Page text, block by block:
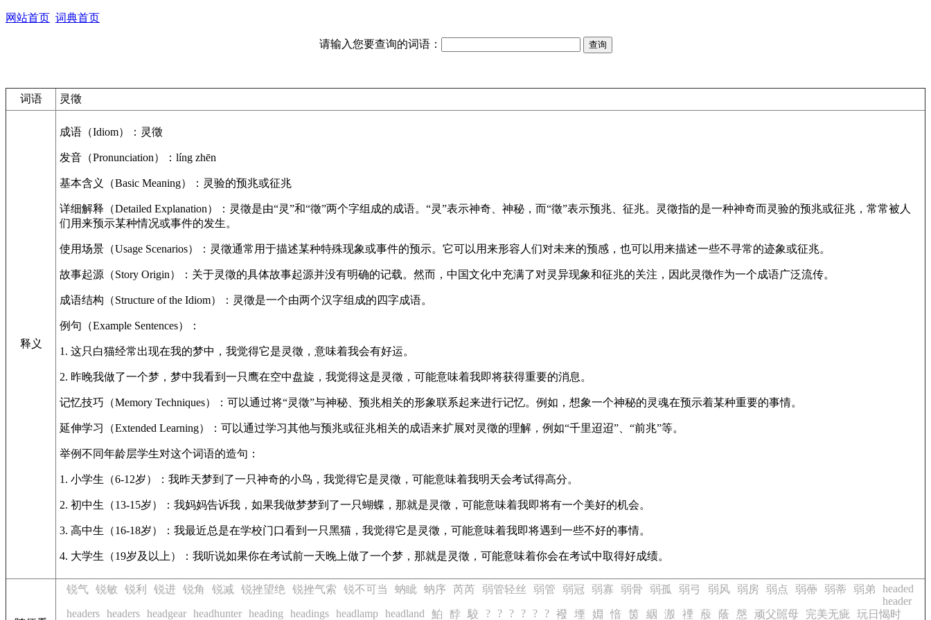
网站首页 词典首页
请输入您要查询的词语：
词语 灵徵
释义
成语（Idiom）：灵徵
发音（Pronunciation）：líng zhēn
基本含义（Basic Meaning）：灵验的预兆或征兆
详细解释（Detailed Explanation）：灵徵是由“灵”和“徵”两个字组成的成语。“灵”表示神奇、神秘，而“徵”表示预兆、征兆。灵徵指的是一种神奇而灵验的预兆或征兆，常常被人
们用来预示某种情况或事件的发生。
使用场景（Usage Scenarios）：灵徵通常用于描述某种特殊现象或事件的预示。它可以用来形容人们对未来的预感，也可以用来描述一些不寻常的迹象或征兆。
故事起源（Story Origin）：关于灵徵的具体故事起源并没有明确的记载。然而，中国文化中充满了对灵异现象和征兆的关注，因此灵徵作为一个成语广泛流传。
成语结构（Structure of the Idiom）：灵徵是一个由两个汉字组成的四字成语。
例句（Example Sentences）：
1. 这只白猫经常出现在我的梦中，我觉得它是灵徵，意味着我会有好运。
2. 昨晚我做了一个梦，梦中我看到一只鹰在空中盘旋，我觉得这是灵徵，可能意味着我即将获得重要的消息。
记忆技巧（Memory Techniques）：可以通过将“灵徵”与神秘、预兆相关的形象联系起来进行记忆。例如，想象一个神秘的灵魂在预示着某种重要的事情。
延伸学习（Extended Learning）：可以通过学习其他与预兆或征兆相关的成语来扩展对灵徵的理解，例如“千里迢迢”、“前兆”等。
举例不同年龄层学生对这个词语的造句：
1. 小学生（6-12岁）：我昨天梦到了一只神奇的小鸟，我觉得它是灵徵，可能意味着我明天会考试得高分。
2. 初中生（13-15岁）：我妈妈告诉我，如果我做梦梦到了一只蝴蝶，那就是灵徵，可能意味着我即将有一个美好的机会。
3. 高中生（16-18岁）：我最近总是在学校门口看到一只黑猫，我觉得它是灵徵，可能意味着我即将遇到一些不好的事情。
4. 大学生（19岁及以上）：我听说如果你在考试前一天晚上做了一个梦，那就是灵徵，可能意味着你会在考试中取得好成绩。
锐气 锐敏 锐利 锐进 锐角 锐减 锐挫望绝 锐挫气索 锐不可当 蚋眦 蚋序 芮芮 弱管轻丝 弱管 弱冠 弱寡 弱骨 弱孤 弱弓 弱风 弱房 弱点 弱蔕 弱蒂 弱弟
headed
header
headers headers headgear headhunter heading headings headlamp headland 鮊 馞 駮 ? ? ? ? ? ? 襏 堙 婣 愔 筃 絪 溵 禋 蒑 蔭 慇 顽父嚚母 完美无疵 玩日愒时